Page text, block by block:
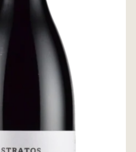
wine@とは